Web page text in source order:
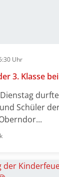
Uhr
3. Klasse
Schüler